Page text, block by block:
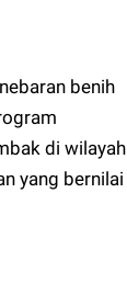
benih
di wilayah
yang bernilai